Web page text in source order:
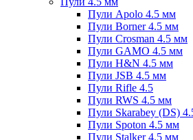
Пули Apolo 4.5 мм
Пули Borner 4.5 мм
Пули Crosman 4.5 мм
Пули GAMO 4.5 мм
Пули H&N 4.5 мм
Пули JSB 4.5 мм
Пули Rifle 4.5
Пули RWS 4.5 мм
Пули Skarabey (DS)
Пули Spoton 4.5 мм
Пули Stalker 4.5 мм